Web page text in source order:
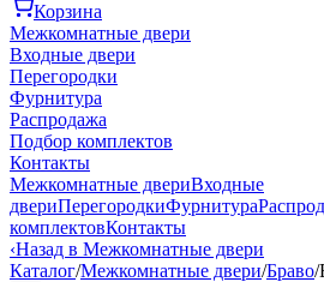
Корзина
Межкомнатные двери
Входные двери
Перегородки
Фурнитура
Распродажа
Подбор комплектов
Контакты
Межкомнатные двериВходные
двериПерегородкиФурнитура
комплектовКонтакты
‹Назад в Межкомнатные двери
Каталог/Межкомнатные двери/Браво/